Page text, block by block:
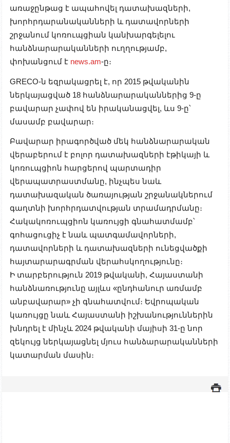
առաջընթաց է ապահովել դատախազների,
խորհրդարանականների և դատավորների
շրջանում կոռուպցիան կանխարգելելու
հանձնարարականների ուղղությամբ,
փոխանցում է news.am-ը։
GRECO-ն եզրակացրել է, որ 2015 թվականին
ներկայացված 18 հանձնարարականներից 9-ը
բավարար չափով են իրականացվել, ևս 9-ը՝
մասամբ բավարար։
Բավարար իրագործված մեկ հանձնարարական
վերաբերում է բոլոր դատախազների էթիկայի և
կոռուպցիոն հարցերով պարտադիր
վերապատրաստմանը, ինչպես նաև
դատախազական ծառայության շրջանակներում
գաղտնի խորհրդատվության տրամադրմանը։
Հակակոռուպցիոն կառույցի գնահատմամբ՝
գոհացուցիչ է նաև պատգամավորների,
դատավորների և դատախազների ունեցվածքի
հայտարարագրման վերահսկողությունը։
Ի տարբերություն 2019 թվականի, Հայաստանի
հանձնառությունը այլևս «ընդհանուր առմամբ
անբավարար» չի գնահատվում։ Եվրոպական
կառույցը նաև Հայաստանի իշխանություններին
խնդրել է մինչև 2024 թվականի մայիսի 31-ը նոր
զեկույց ներկայացնել մյուս հանձարարականների
կատարման մասին։